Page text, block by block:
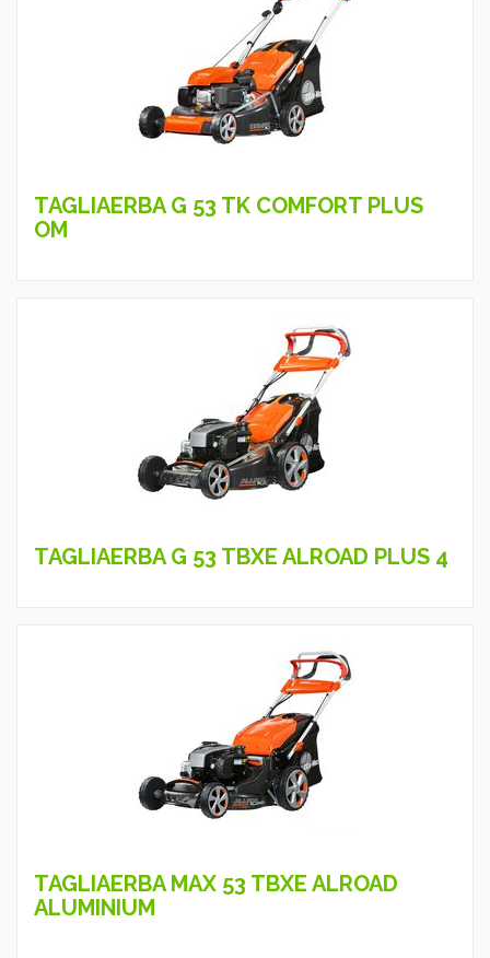
TAGLIAERBA G 53 TK COMFORT PLUS
OM
TAGLIAERBA G 53 TBXE ALROAD PLUS 4
TAGLIAERBA MAX 53 TBXE ALROAD
ALUMINIUM